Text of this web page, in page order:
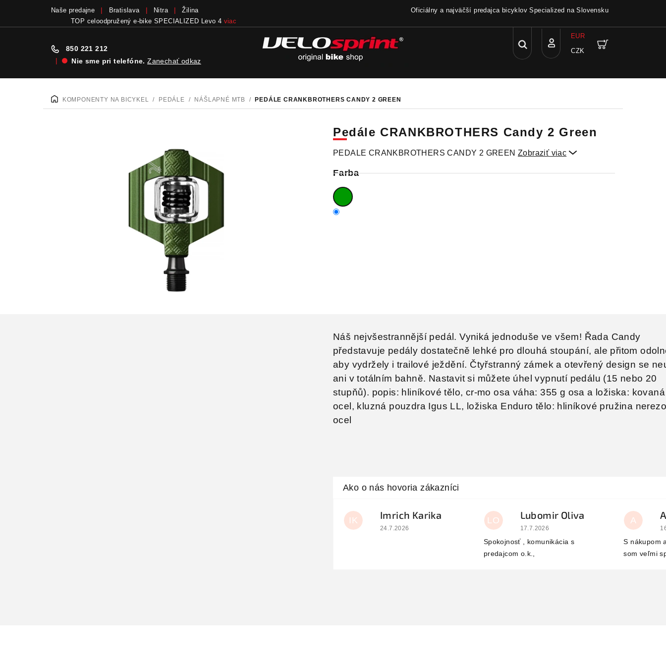
Naše predajne Bratislava Nitra Žilina
Oficiálny a najväčší predajca bicyklov Specialized na Slovensku
TOP celoodpružený e-bike SPECIALIZED Levo 4 viac
850 221 212
|
Nie sme pri telefóne.Zanechať odkaz
Hľadať
Prihlásenie
EUR
CZK
košík
DOMOVKOMPONENTY NA BICYKEL / PEDÁLE / NÁŠLAPNÉ MTB / PEDÁLE CRANKBROTHERS CANDY 2 GREEN
Pedále CRANKBROTHERS Candy 2 Green
PEDALE CRANKBROTHERS CANDY 2 GREEN Zobraziť viac 
Farba
Náš nejvšestrannější pedál. Vyniká jednoduše ve všem! Řada Candy
představuje pedály dostatečně lehké pro dlouhá stoupání, ale přitom
aby vydržely i trailové ježdění. Čtyřstranný zámek a otevřený design se
ani v totálním bahně. Nastavit si můžete úhel vypnutí pedálu (15 nebo 20
stupňů). popis: hliníkové tělo, cr-mo osa váha: 355 g osa a ložiska:
ocel, kluzná pouzdra Igus LL, ložiska Enduro tělo: hliníkové pružina
ocel
IK Imrich Karika
Hodnotenie obchodu je 5 z 5 hviezdičiek.
24.7.2026
LO Lubomir Oliva
Hodnotenie obchodu je 5 z 5 hviezdičiek.
17.7.2026
Spokojnosť , komunikácia s
predajcom o.k.,
A
S nákupom
som veľmi